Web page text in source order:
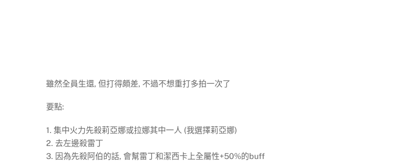
雖然全員生還, 但打得頗差, 不過不想重打多拍一次了
要點:
1. 集中火力先殺莉亞娜或拉娜其中一人 (我選擇莉亞娜)
2. 去左邊殺雷丁
3. 因為先殺阿伯的話, 會幫雷丁和潔西卡上全屬性+50%的buff